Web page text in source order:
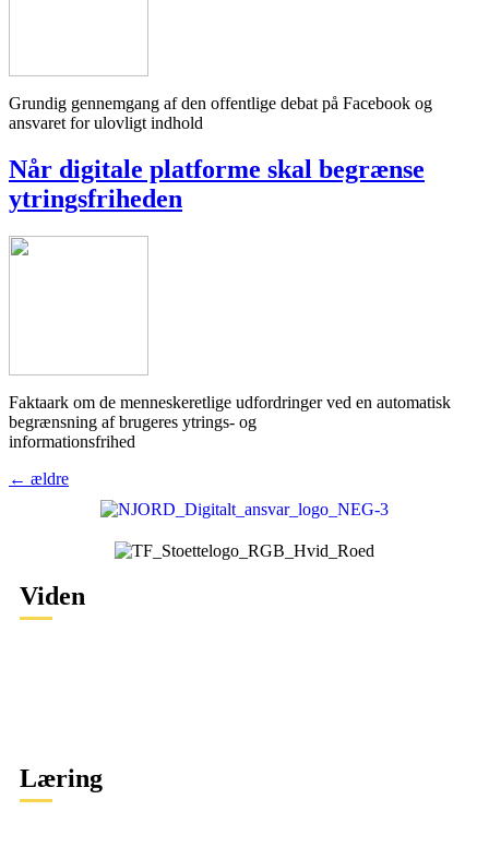
Grundig gennemgang af den offentlige debat på Facebook og
ansvaret for ulovligt indhold
Når digitale platforme skal begrænse
ytringsfriheden
Faktaark om de menneskeretlige udfordringer ved en automatisk
begrænsning af brugeres ytrings‐ og
informationsfrihed
← ældre
Viden
Læring